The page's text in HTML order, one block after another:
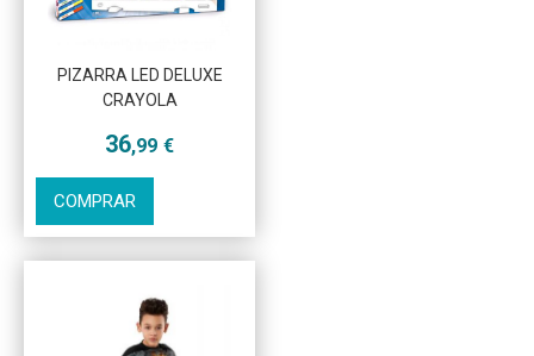
PIZARRA LED DELUXE
CRAYOLA
36,99 €
COMPRAR